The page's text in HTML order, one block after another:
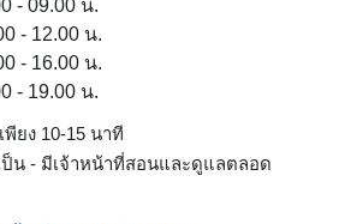
- 09.00 น.
- 12.00 น.
- 16.00 น.
- 19.00 น.
พียง 10-15 นาที
ป็น - มีเจ้าหน้าที่สอนและดูแลตลอด